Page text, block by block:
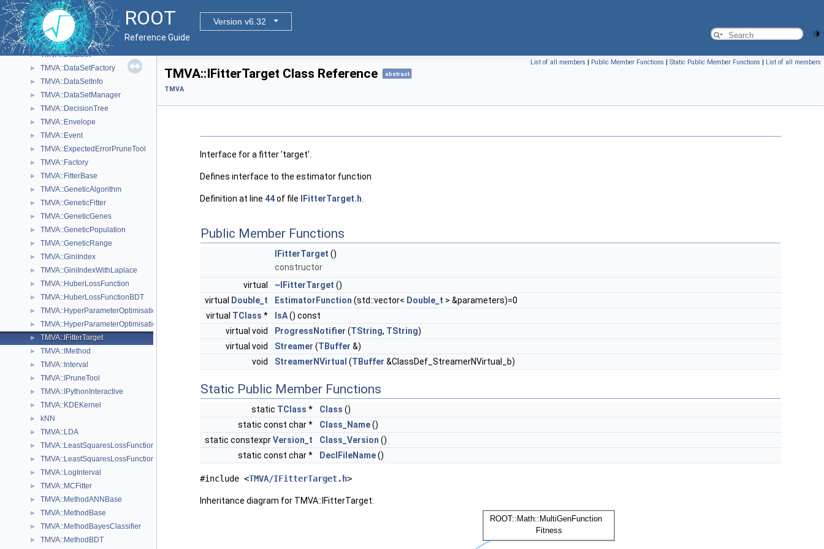
ROOT
Version v6.32
Reference Guide
► TMVA::CrossValidationResult
► TMVA::DataInputHandler
► TMVA::DataLoader
► TMVA::DataSet
► TMVA::DataSetFactory
► TMVA::DataSetInfo
► TMVA::DataSetManager
► TMVA::DecisionTree
► TMVA::Envelope
► TMVA::Event
► TMVA::ExpectedErrorPruneTool
► TMVA::Factory
► TMVA::FitterBase
► TMVA::GeneticAlgorithm
► TMVA::GeneticFitter
► TMVA::GeneticGenes
► TMVA::GeneticPopulation
► TMVA::GeneticRange
► TMVA::GiniIndex
► TMVA::GiniIndexWithLaplace
► TMVA::HuberLossFunction
► TMVA::HuberLossFunctionBDT
► TMVA::HyperParameterOptimisation
► TMVA::HyperParameterOptimisationResult
► TMVA::IFitterTarget
► TMVA::IMethod
► TMVA::Interval
► TMVA::IPruneTool
► TMVA::IPythonInteractive
► TMVA::KDEKernel
► kNN
► TMVA::LDA
► TMVA::LeastSquaresLossFunction
► TMVA::LeastSquaresLossFunctionBDT
► TMVA::LogInterval
► TMVA::MCFitter
► TMVA::MethodANNBase
► TMVA::MethodBase
► TMVA::MethodBayesClassifier
► TMVA::MethodBDT
List of all members | Public Member Functions | Static Public Member Functions | List of all members
TMVA::IFitterTarget Class Reference abstract
TMVA
Interface for a fitter 'target'.
Defines interface to the estimator function
Definition at line 44of file IFitterTarget.h
Public Member Functions
IFitterTarget ()
constructor
virtual
~IFitterTarget ()
virtual
Double_t EstimatorFunction (std::vector< Double_t > &parameters)=0
virtual TClass * IsA() const
virtual void
ProgressNotifier (TString, TString)
virtual void
Streamer (TBuffer &)
void
StreamerNVirtual (TBuffer &ClassDef_StreamerNVirtual_b)
Static Public Member Functions
static TClass * Class ()
static const char *
Class_Name()
static constexprVersion_t Class_Version ()
static const char *
DeclFileName()
#include <TMVA/IFitterTarget.h>
Inheritance diagram for TMVA::IFitterTarget: